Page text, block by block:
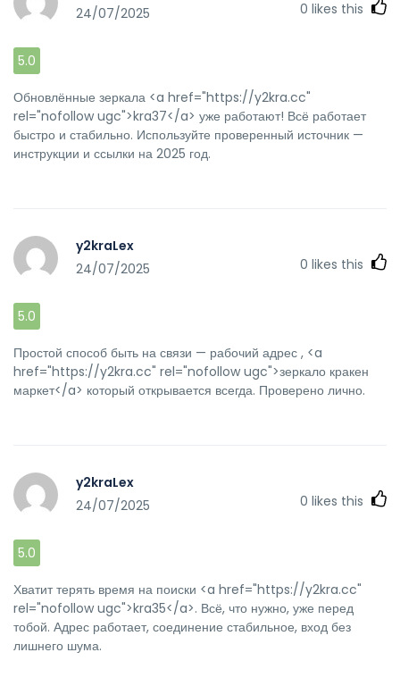
24/07/2025
0 likes this
5.0
Обновлённые зеркала <a href="https://y2kra.cc"
rel="nofollow ugc">kra37</a> уже работают! Всё работает
быстро и стабильно. Используйте проверенный источник —
инструкции и ссылки на 2025 год.
y2kraLex
24/07/2025
0 likes this
5.0
Простой способ быть на связи — рабочий адрес , <a
href="https://y2kra.cc" rel="nofollow ugc">зеркало кракен
маркет</a> который открывается всегда. Проверено лично.
y2kraLex
24/07/2025
0 likes this
5.0
Хватит терять время на поиски <a href="https://y2kra.cc"
rel="nofollow ugc">kra35</a>. Всё, что нужно, уже перед
тобой. Адрес работает, соединение стабильное, вход без
лишнего шума.